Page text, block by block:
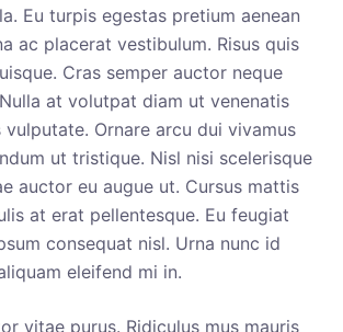
Eu turpis egestas pretium aenean
ac placerat vestibulum. Risus quis
Cras semper auctor neque
at volutpat diam ut venenatis
Ornare arcu dui vivamus
ut tristique. Nisl nisi scelerisque
auctor eu augue ut. Cursus mattis
at erat pellentesque. Eu feugiat
consequat nisl. Urna nunc id
eleifend mi in.
vitae purus. Ridiculus mus mauris